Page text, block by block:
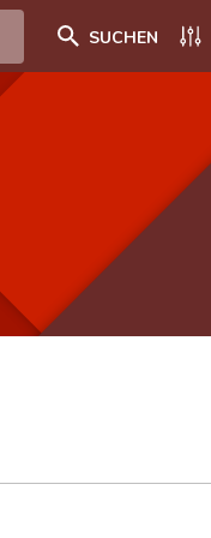
SUCHEN